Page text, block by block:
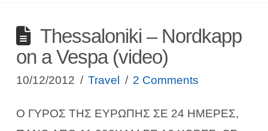
Thessaloniki – Nordkapp
on a Vespa (video)
10/12/2012 Travel 2 Comments
Ο ΓΥΡΟΣ ΤΗΣ ΕΥΡΩΠΗΣ ΣΕ 24 ΗΜΕΡΕΣ,